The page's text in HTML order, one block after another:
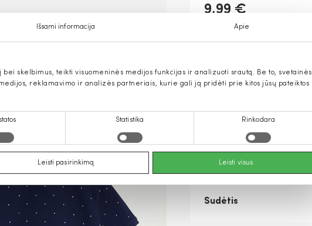
Išsami informacija Apie
skelbimus, teikti visuomeninės medijos funkcijas ir analizuoti srautą. Be to, svetainės
reklamavimo ir analizės partneriais, kurie gali ją pridėti prie kitos jūsų pateiktos
Statistika Rinkodara
Leisti pasirinkimą Leisti visus
9,99 €
Deja, šios prekės nebeturime.
Prekės aprašymas
Sudėtis